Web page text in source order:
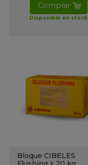
Disponible en stock
Comprar
Bloque CIBELES